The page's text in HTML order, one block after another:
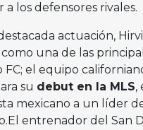
a los defensores rivales.
actuación,
una de las
FC; el equipo
su debut en la MLS,
mexicano a un líder
entrenador del San